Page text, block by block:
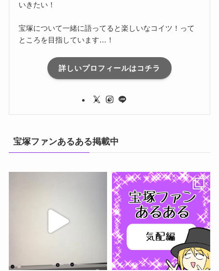
いきたい！
宝塚について一緒に語ってると楽しいなコイツ！って
ところを目指しています…！
詳しいプロフィールはコチラ
宝塚ファンあるある掲載中